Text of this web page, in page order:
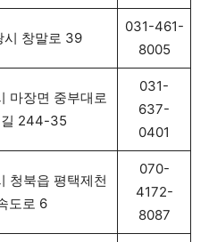
시 창말로 39
031-461-
8005
마장면 중부대로
244-35
031-
637-
0401
청북읍 평택제천
도로 6
070-
4172-
8087